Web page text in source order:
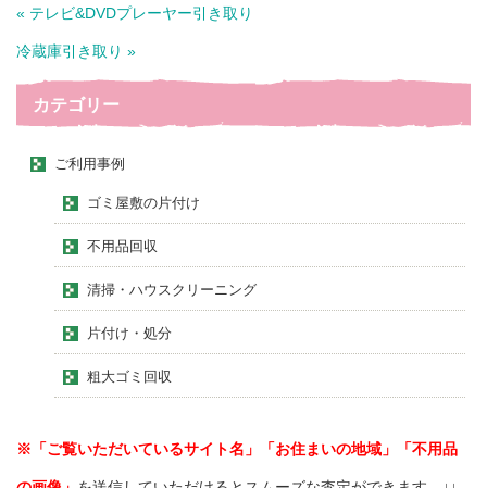
« テレビ&DVDプレーヤー引き取り
冷蔵庫引き取り »
カテゴリー
ご利用事例
ゴミ屋敷の片付け
不用品回収
清掃・ハウスクリーニング
片付け・処分
粗大ゴミ回収
※「ご覧いただいているサイト名」「お住まいの地域」「不用品